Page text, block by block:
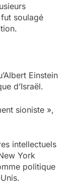
soulagé
Einstein
d’Israël.
sioniste »,
intellectuels
York
politique